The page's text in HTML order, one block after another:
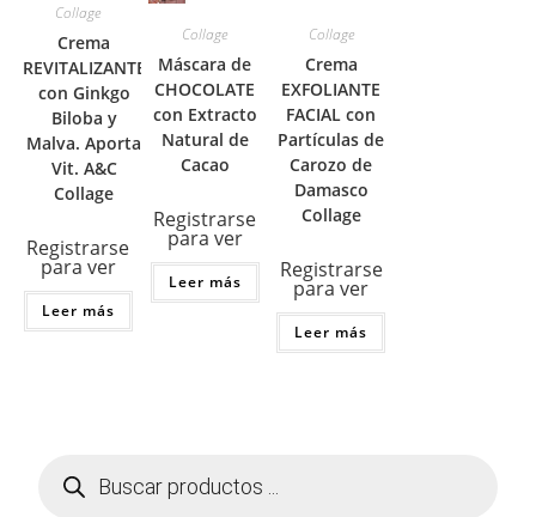
Collage
Crema
REVITALIZANTE
con Ginkgo
Biloba y
Malva. Aporta
Vit. A&C
Collage
Registrarse
para ver
Leer más
Collage
Máscara de
CHOCOLATE
con Extracto
Natural de
Cacao
Registrarse
para ver
Leer más
Collage
Crema
EXFOLIANTE
FACIAL con
Partículas de
Carozo de
Damasco
Collage
Registrarse
para ver
Leer más